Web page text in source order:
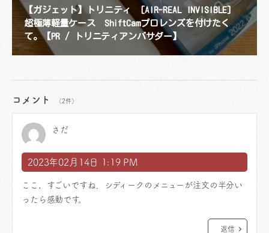
【ガジェット】トリニティ [AIR-REAL INVISIBLE]
超極薄軽量ケース ShiftCamプロレンズを付けたく
て。【PR / トリニティアンバサダー】
コメント （2件）
さだ
2023年02月14日 1:19 PM
ここ，すごいですね．シディークのメニューが注文の半分い
ったら感動です。
返信